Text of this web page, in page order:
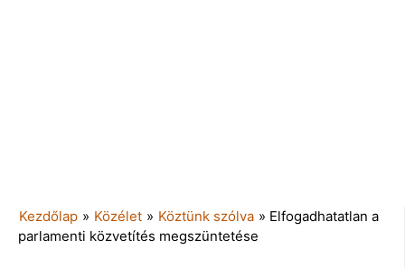
Kezdőlap » Közélet » Köztünk szólva » Elfogadhatatlan a
parlamenti közvetítés megszüntetése